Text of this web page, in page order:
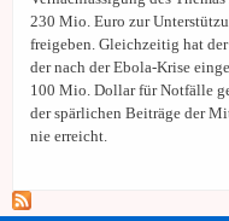
230 Mio. Euro zur
freigeben. Gleichzeitig hat
der nach der Ebola-Krise
100 Mio. Dollar für Notfälle
der spärlichen Beiträge der
nie erreicht.